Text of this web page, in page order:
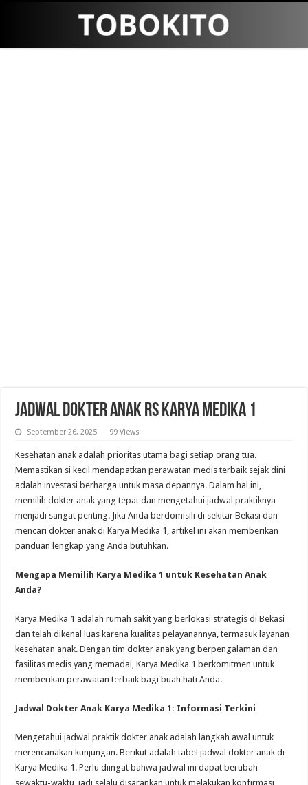
Jadwal Dokter Anak RS Karya Medika 1
September 26, 2025 99 Views
Kesehatan anak adalah prioritas utama bagi setiap orang tua.
Memastikan si kecil mendapatkan perawatan medis terbaik sejak dini
adalah investasi berharga untuk masa depannya. Dalam hal ini,
memilih dokter anak yang tepat dan mengetahui jadwal praktiknya
menjadi sangat penting. Jika Anda berdomisili di sekitar Bekasi dan
mencari dokter anak di Karya Medika 1, artikel ini akan memberikan
panduan lengkap yang Anda butuhkan.
Mengapa Memilih Karya Medika 1 untuk Kesehatan Anak
Anda?
Karya Medika 1 adalah rumah sakit yang berlokasi strategis di Bekasi
dan telah dikenal luas karena kualitas pelayanannya, termasuk layanan
kesehatan anak. Dengan tim dokter anak yang berpengalaman dan
fasilitas medis yang memadai, Karya Medika 1 berkomitmen untuk
memberikan perawatan terbaik bagi buah hati Anda.
Jadwal Dokter Anak Karya Medika 1: Informasi Terkini
Mengetahui jadwal praktik dokter anak adalah langkah awal untuk
merencanakan kunjungan. Berikut adalah tabel jadwal dokter anak di
Karya Medika 1. Perlu diingat bahwa jadwal ini dapat berubah
sewaktu-waktu, jadi selalu disarankan untuk melakukan konfirmasi